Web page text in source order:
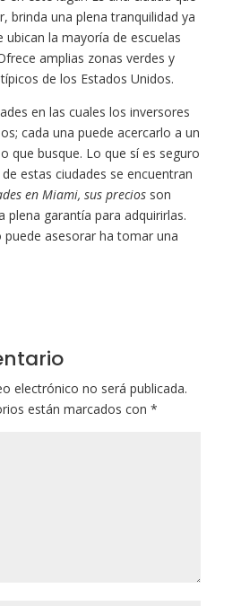
brinda una plena tranquilidad ya
la mayoría de escuelas
amplias zonas verdes y
de los Estados Unidos.
en las cuales los inversores
cada una puede acercarlo a un
que busque. Lo que sí es seguro
estas ciudades se encuentran
en Miami, sus preciosson
plena garantía para adquirirlas.
asesorar ha tomar una
electrónico no será publicada.
están marcados con *